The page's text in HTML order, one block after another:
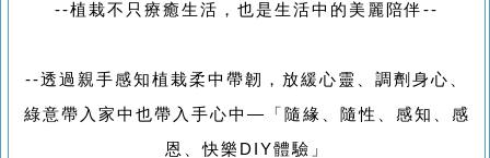
--植栽不只療癒生活，也是生活中的美麗陪伴--
--透過親手感知植栽柔中帶韌，放緩心靈、調劑身心、
綠意帶入家中也帶入手心中—「隨緣、隨性、感知、感
恩、快樂DIY體驗」